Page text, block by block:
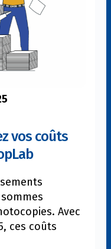
scolaires
6e
vos coûts
Avec
ces coûts